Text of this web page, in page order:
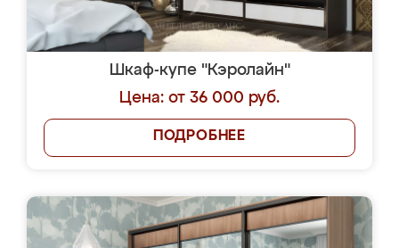
Шкаф-купе "Кэролайн"
Цена: от 36 000 руб.
ПОДРОБНЕЕ